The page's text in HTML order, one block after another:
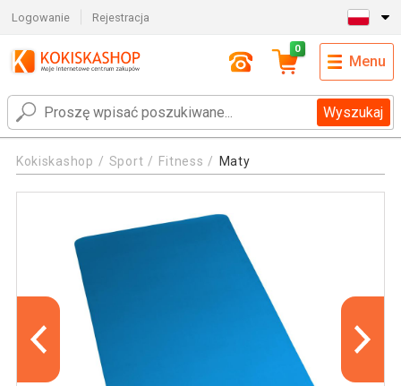
Logowanie Rejestracja
Wyszukaj
0
Menu
Kokiskashop Sport Fitness Maty